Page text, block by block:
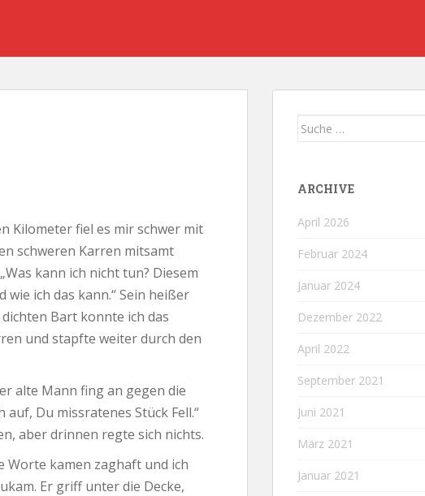
Kilometer fiel es mir schwer mit
schweren Karren mitsamt
kann ich nicht tun? Diesem
ich das kann.“ Sein heißer
Bart konnte ich das
und stapfte weiter durch den
alte Mann fing an gegen die
Du missratenes Stück Fell.“
aber drinnen regte sich nichts.
Worte kamen zaghaft und ich
Er griff unter die Decke,
Suche
ARCHIVE
April 2026
Februar 2024
Januar 2024
Dezember 2022
April 2022
September 2021
Juni 2021
März 2021
Januar 2021